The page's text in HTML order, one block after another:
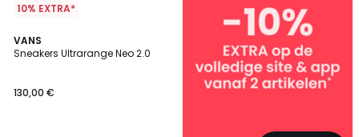
10% EXTRA*
VANS
Sneakers Ultrarange Neo 2.0
130,00 €